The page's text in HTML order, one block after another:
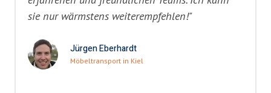
sie nur wärmstens weiterempfehlen!"
Jürgen Eberhardt
Möbeltransport in Kiel